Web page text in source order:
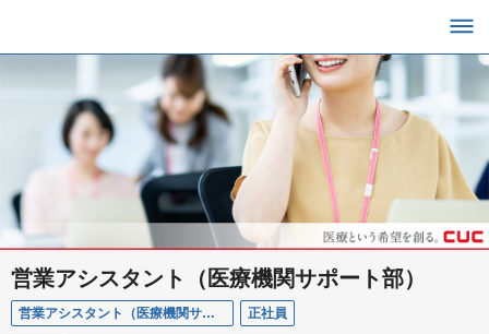
営業アシスタント（医療機関サポート部）
営業アシスタント（医療機関サポート部） 正社員